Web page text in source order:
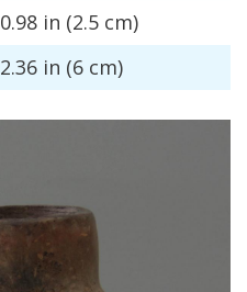
0.98 in (2.5 cm)
2.36 in (6 cm)